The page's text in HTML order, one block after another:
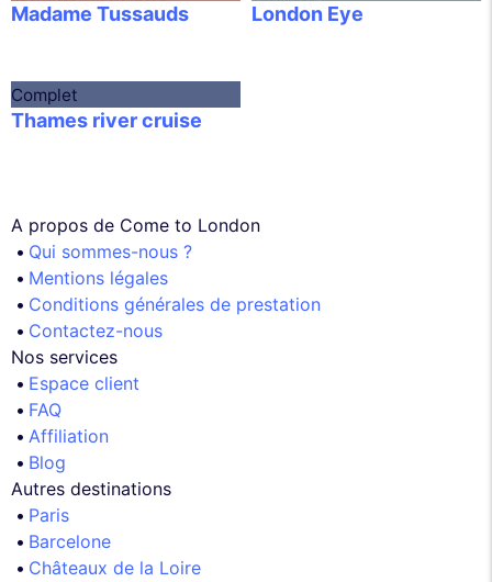
Madame Tussauds London Eye
Complet
Thames river cruise
A propos de Come to London
Qui sommes-nous ?
Mentions légales
Conditions générales de prestation
Contactez-nous
Nos services
Espace client
FAQ
Affiliation
Blog
Autres destinations
Paris
Barcelone
Châteaux de la Loire